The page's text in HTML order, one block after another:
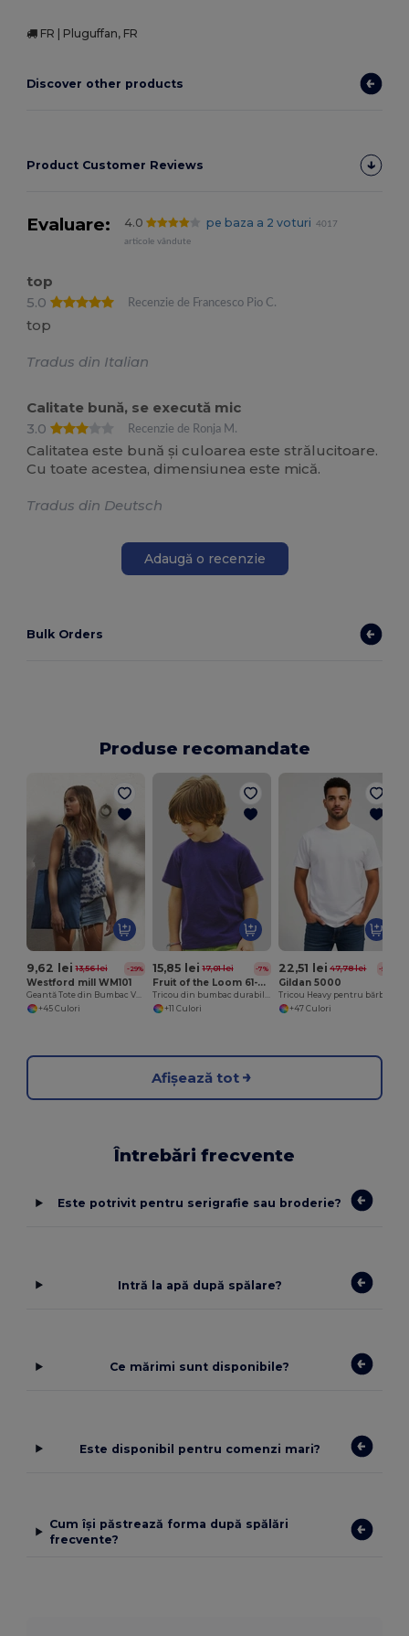
FR | Pluguffan, FR
Discover other products
Product Customer Reviews
Evaluare: 4.0 pe baza a 2 voturi
4017
articole vândute
top
5.0
Recenzie de Francesco Pio C.
top
Tradus din Italian
Calitate bună, se execută mic
3.0
Recenzie de Ronja M.
Calitatea este bună și culoarea este strălucitoare.
Cu toate acestea, dimensiunea este mică.
Tradus din Deutsch
Adaugă o recenzie
Bulk Orders
Produse recomandate
9,62 lei 13,56 lei -29%
Westford mill WM101
Geantă Tote din Bumbac Versatilă pentru Personalizare
+45 Culori
15,85 lei 17,01 lei -7%
Fruit of the Loom 61-033-0
Tricou din bumbac durabil pentru copii
+11 Culori
22,51 lei 47,78 lei -53%
Gildan 5000
Tricou Heavy pentru bărbați
+47 Culori
Afișează tot
Întrebări frecvente
Este potrivit pentru serigrafie sau broderie?
Intră la apă după spălare?
Ce mărimi sunt disponibile?
Este disponibil pentru comenzi mari?
Cum își păstrează forma după spălări
frecvente?